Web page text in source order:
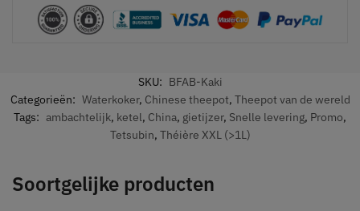
SKU: BFAB-Kaki
Categorieën: Waterkoker, Chinese theepot, Theepot van de wereld
Tags: ambachtelijk, ketel, China, gietijzer, Snelle levering, Promo,
Tetsubin, Théière XXL (>1L)
Soortgelijke producten